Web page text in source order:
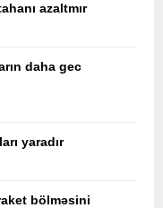
azaltmır
daha gec
yaradır
bölməsini